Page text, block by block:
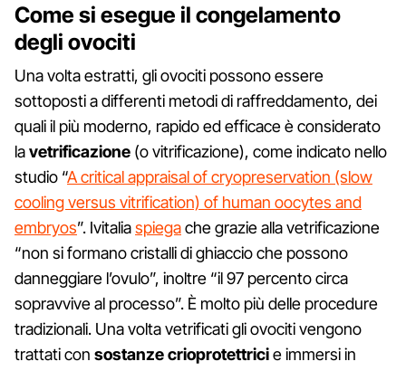
Come si esegue il congelamento
degli ovociti
Una volta estratti, gli ovociti possono essere
sottoposti a differenti metodi di raffreddamento, dei
quali il più moderno, rapido ed efficace è considerato
lavetrificazione (o vitrificazione), come indicato nello
studio “A critical appraisal of cryopreservation (slow
cooling versus vitrification) of human oocytes and
embryos”. Ivitaliaspiegache grazie alla vetrificazione
“non si formano cristalli di ghiaccio che possono
danneggiare l’ovulo”, inoltre “il 97 percento circa
sopravvive al processo”. È molto più delle procedure
tradizionali. Una volta vetrificati gli ovociti vengono
trattati con sostanze crioprotettricie immersi in